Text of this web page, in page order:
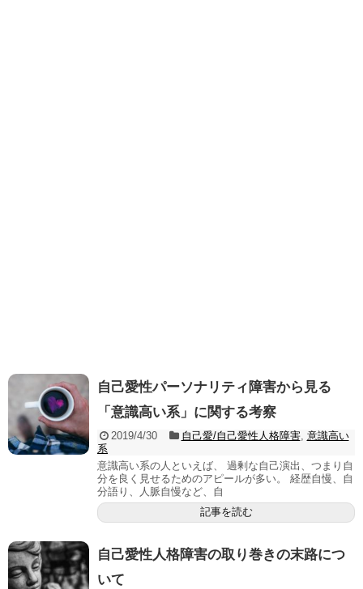
自己愛性パーソナリティ障害から見る
「意識高い系」に関する考察
2019/4/30 自己愛/自己愛性人格障害, 意識高い
系
意識高い系の人といえば、 過剰な自己演出、つまり自
分を良く見せるためのアピールが多い。 経歴自慢、自
分語り、人脈自慢など、自
記事を読む
自己愛性人格障害の取り巻きの末路につ
いて